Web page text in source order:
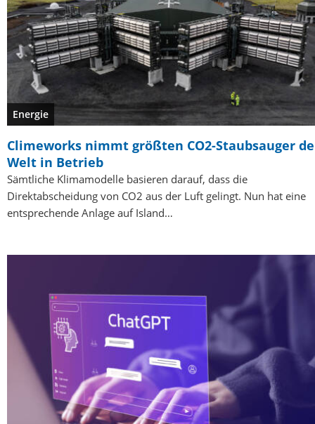
Energie
Climeworks nimmt größten CO2-Staubsauger
Welt in Betrieb
Sämtliche Klimamodelle basieren darauf, dass die
Direktabscheidung von CO2 aus der Luft gelingt. Nun hat eine
entsprechende Anlage auf Island…